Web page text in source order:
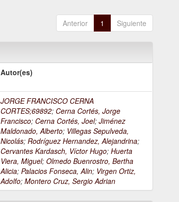
Anterior 1 Siguiente
Autor(es)
JORGE FRANCISCO CERNA
CORTES;69892; Cerna Cortés, Jorge
Francisco; Cerna Cortés, Joel;Jiménez
Maldonado, Alberto; Villegas Sepulveda,
Nicolás;Rodríguez Hernandez, Alejandrina;
Cervantes Kardasch, Víctor Hugo;Huerta
Viera, Miguel;Olmedo Buenrostro, Bertha
Alicia;Palacios Fonseca, Alin; Virgen Ortiz,
Adolfo;Montero Cruz, Sergio Adrian